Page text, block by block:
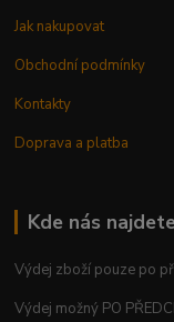
Jak nakupovat
Obchodní podmínky
Kontakty
Doprava a platba
Kde nás najdete
Výdej zboží pouze po
Výdej možný PO